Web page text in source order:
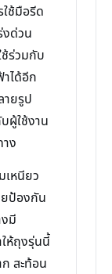
ช้มือรีด
ด่วน
ร่วมกับ
ได้อีก
ายรูป
ผู้ใช้งาน
ง
หนียว
ป้องกัน
มี
ห้ถุงรุ่นนี้
สะท้อน